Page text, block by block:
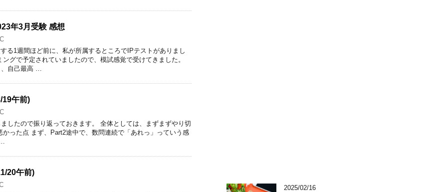
年3月受験 感想
る1週間ほど前に、私が所属するところでIPテストがありまし
グで予定されていましたので、模試感覚で受けてきました。
、自己最高 …
19午前)
したので振り返っておきます。 全体としては、まずまずやり切
かった点 まず、Part2途中で、数問連続で「あれっ」っていう感
20午前)
2025/02/16